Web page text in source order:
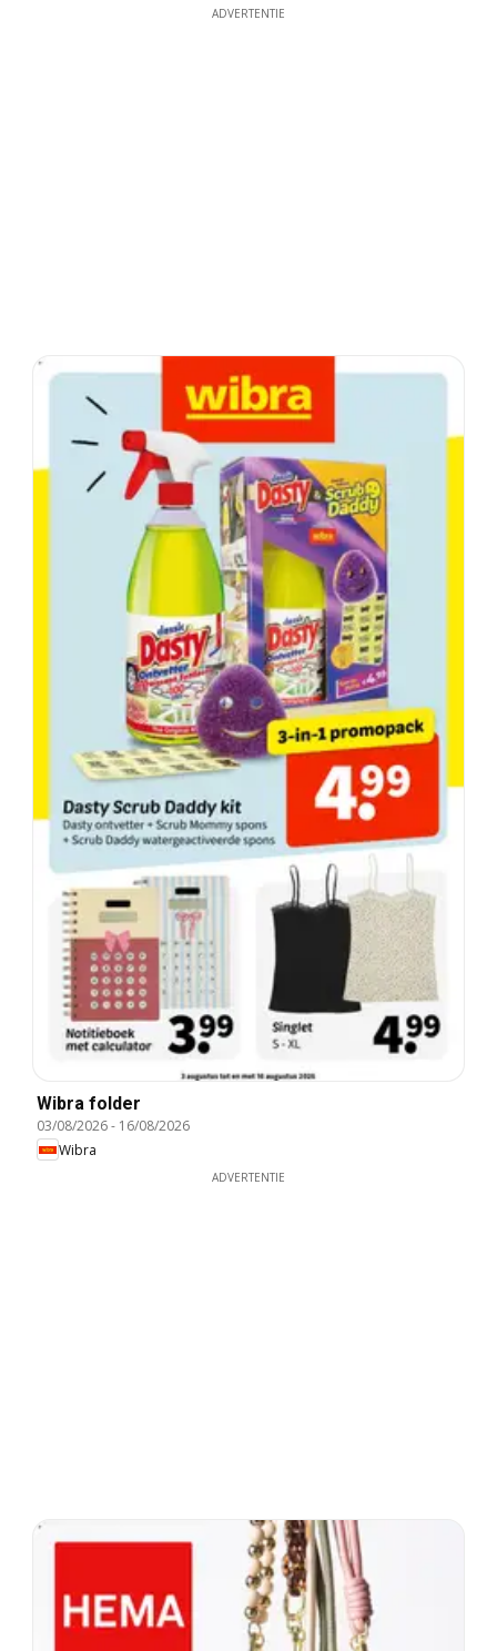
ADVERTENTIE
Wibra folder
03/08/2026- 16/08/2026
Wibra
ADVERTENTIE